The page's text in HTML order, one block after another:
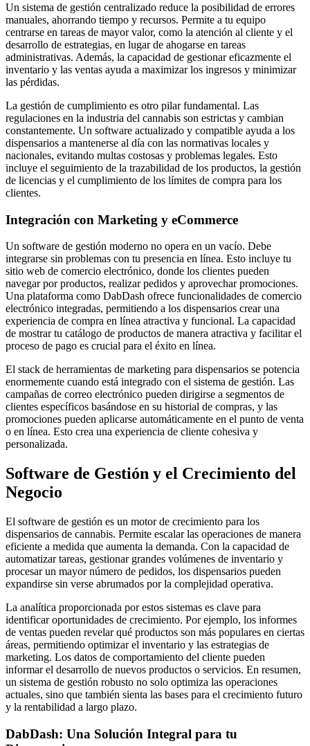
Un sistema de gestión centralizado reduce la posibilidad de errores
manuales, ahorrando tiempo y recursos. Permite a tu equipo
centrarse en tareas de mayor valor, como la atención al cliente y el
desarrollo de estrategias, en lugar de ahogarse en tareas
administrativas. Además, la capacidad de gestionar eficazmente el
inventario y las ventas ayuda a maximizar los ingresos y minimizar
las pérdidas.
La gestión de cumplimiento es otro pilar fundamental. Las
regulaciones en la industria del cannabis son estrictas y cambian
constantemente. Un software actualizado y compatible ayuda a los
dispensarios a mantenerse al día con las normativas locales y
nacionales, evitando multas costosas y problemas legales. Esto
incluye el seguimiento de la trazabilidad de los productos, la gestión
de licencias y el cumplimiento de los límites de compra para los
clientes.
Integración con Marketing y eCommerce
Un software de gestión moderno no opera en un vacío. Debe
integrarse sin problemas con tu presencia en línea. Esto incluye tu
sitio web de comercio electrónico, donde los clientes pueden
navegar por productos, realizar pedidos y aprovechar promociones.
Una plataforma como DabDash ofrece funcionalidades de comercio
electrónico integradas, permitiendo a los dispensarios crear una
experiencia de compra en línea atractiva y funcional. La capacidad
de mostrar tu catálogo de productos de manera atractiva y facilitar el
proceso de pago es crucial para el éxito en línea.
El stack de herramientas de marketing para dispensarios se potencia
enormemente cuando está integrado con el sistema de gestión. Las
campañas de correo electrónico pueden dirigirse a segmentos de
clientes específicos basándose en su historial de compras, y las
promociones pueden aplicarse automáticamente en el punto de venta
o en línea. Esto crea una experiencia de cliente cohesiva y
personalizada.
Software de Gestión y el Crecimiento del
Negocio
El software de gestión es un motor de crecimiento para los
dispensarios de cannabis. Permite escalar las operaciones de manera
eficiente a medida que aumenta la demanda. Con la capacidad de
automatizar tareas, gestionar grandes volúmenes de inventario y
procesar un mayor número de pedidos, los dispensarios pueden
expandirse sin verse abrumados por la complejidad operativa.
La analítica proporcionada por estos sistemas es clave para
identificar oportunidades de crecimiento. Por ejemplo, los informes
de ventas pueden revelar qué productos son más populares en ciertas
áreas, permitiendo optimizar el inventario y las estrategias de
marketing. Los datos de comportamiento del cliente pueden
informar el desarrollo de nuevos productos o servicios. En resumen,
un sistema de gestión robusto no solo optimiza las operaciones
actuales, sino que también sienta las bases para el crecimiento futuro
y la rentabilidad a largo plazo.
DabDash: Una Solución Integral para tu